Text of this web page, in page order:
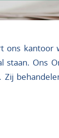
Ons